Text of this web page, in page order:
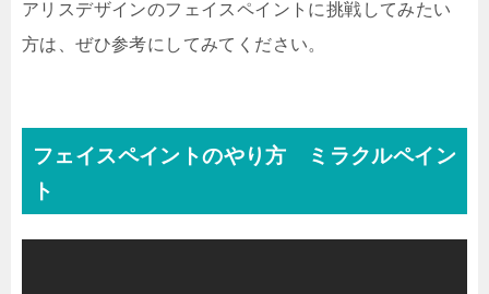
アリスデザインのフェイスペイントに挑戦してみたい
方は、ぜひ参考にしてみてください。
フェイスペイントのやり方 ミラクルペイン
ト